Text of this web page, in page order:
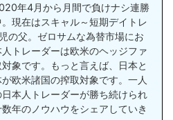
年4月から月間で負けナシ連勝
現在はスキャル～短期デイトレ
の父。ゼロサムな為替市場にお
トレーダーは欧米のヘッジファ
象です。もっと言えば、日本と
欧米諸国の搾取対象です。一人
本人トレーダーが勝ち続けられ
年のノウハウをシェアしていき